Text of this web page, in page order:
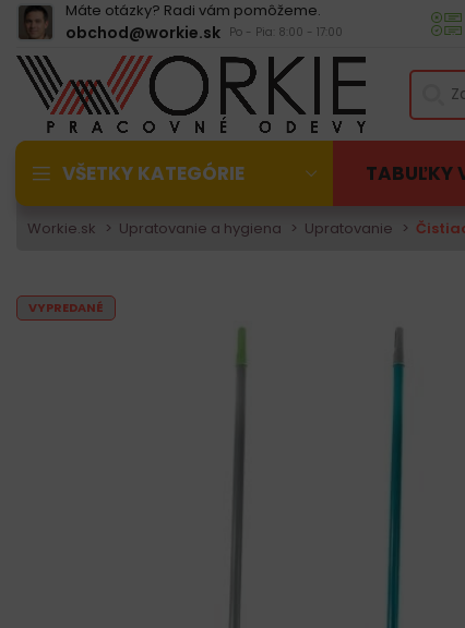
Máte otázky? Radi vám pomôžeme.
obchod@workie.sk Po - Pia: 8:00 - 17:00
VŠETKY KATEGÓRIE TABUĽKY
Workie.sk Upratovanie a hygiena Upratovanie
VYPREDANÉ